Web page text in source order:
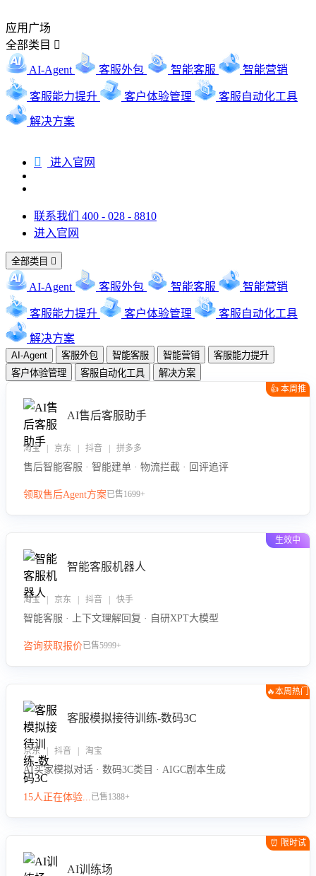
应用广场
全部类目 
AI-Agent 客服外包 智能客服 智能营销
客服能力提升 客户体验管理 客服自动化工具
解决方案
 进入官网
联系我们 400 - 028 - 8810
进入官网
全部类目 
AI-Agent 客服外包 智能客服 智能营销
客服能力提升 客户体验管理 客服自动化工具
解决方案
AI-Agent 客服外包 智能客服 智能营销
客服能力提升
客户体验管理
客服自动化工具 解决方案
👍 本周推
AI售后客服助手
淘宝 | 京东 | 抖音 | 拼多多
售后智能客服 · 智能建单 · 物流拦截 · 回评追评
领取售后Agent方案已售1699+
生效中
智能客服机器人
淘宝 | 京东 | 抖音 | 快手
智能客服 · 上下文理解回复 · 自研XPT大模型
咨询获取报价已售5999+
🔥本周热门
客服模拟接待训练-数码3C
京东 | 抖音 | 淘宝
AI买家模拟对话 · 数码3C类目 · AIGC剧本生成
15人正在体验...已售1388+
⏰ 限时试
AI训练场